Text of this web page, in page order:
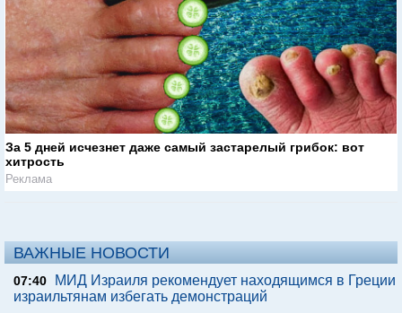
За 5 дней исчезнет даже самый застарелый грибок: вот
хитрость
Реклама
ВАЖНЫЕ НОВОСТИ
07:40
МИД Израиля рекомендует находящимся в Греции
израильтянам избегать демонстраций